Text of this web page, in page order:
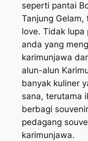
seperti pantai
Tanjung
love. Tidak lupa
anda yang
karimunjawa
alun-alun
banyak kuliner
sana, terutama
berbagi
pedagang
karimunjawa.